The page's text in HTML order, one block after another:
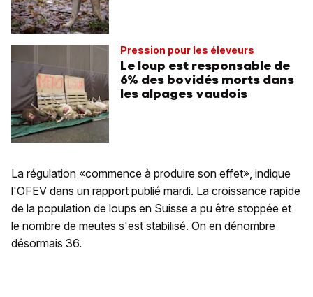
Pression pour les éleveurs
Le loup est responsable de
6% des bovidés morts dans
les alpages vaudois
La régulation «commence à produire son effet», indique
l'OFEV dans un rapport publié mardi. La croissance rapide
de la population de loups en Suisse a pu être stoppée et
le nombre de meutes s'est stabilisé. On en dénombre
désormais 36.